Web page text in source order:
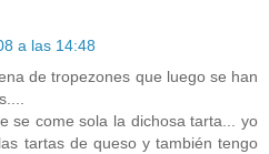
a las 14:48
de tropezones que luego se han
se come sola la dichosa tarta... yo
tartas de queso y también tengo